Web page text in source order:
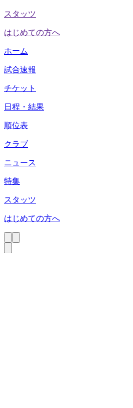
スタッツ
はじめての方へ
ホーム
試合速報
チケット
日程・結果
順位表
クラブ
ニュース
特集
スタッツ
はじめての方へ